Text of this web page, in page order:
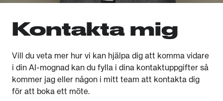
Kontakta mig
Vill du veta mer hur vi kan hjälpa dig att komma vidare
i din AI-mognad kan du fylla i dina kontaktuppgifter så
kommer jag eller någon i mitt team att kontakta dig
för att boka ett möte.